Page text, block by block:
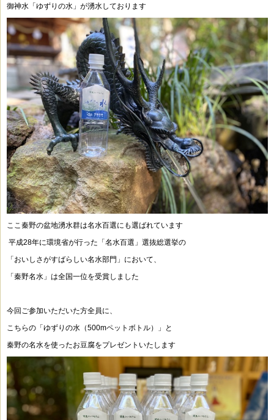
御神水「ゆずりの水」が湧水しております
ここ秦野の盆地湧水群は名水百選にも選ばれています
平成28年に環境省が行った「名水百選」選抜総選挙の
「おいしさがすばらしい名水部門」において、
「秦野名水」は全国一位を受賞しました
今回ご参加いただいた方全員に、
こちらの「ゆずりの水（500mペットボトル）」と
秦野の名水を使ったお豆腐をプレゼントいたします